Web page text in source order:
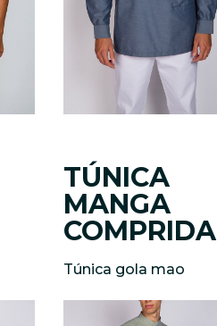
TÚNICA
MANGA
COMPRIDA
Túnica gola mao